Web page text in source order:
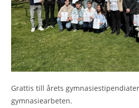
Grattis till årets
gymnasiearbeten.